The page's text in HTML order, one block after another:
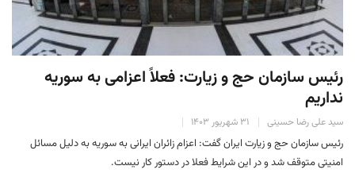
رئیس سازمان حج و زیارت: فعلاً اعزامی به سوریه
نداریم
سید علی رضا حسینی ۳۱ شهریور ۱۴۰۳
رئیس سازمان حج و زیارت ایران گفت: اعزام زائران ایرانی به سوریه به دلیل مسائل
امنیتی متوقف شد و در این شرایط فعلا در دستور کار نیست.